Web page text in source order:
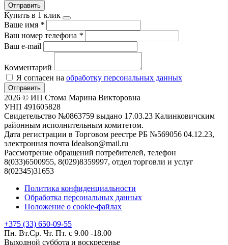
Отправить
Купить в 1 клик
Ваше имя *
Ваш номер телефона *
Ваш e-mail
Комментарий
Я согласен на обработку персональных данных
Отправить
2026 © ИП Стома Марина Викторовна
УНП 491605828
Свидетельство №0863759 выдано 17.03.23 Калинковичским
районным исполнительным комитетом.
Дата регистрации в Торговом реестре РБ №569056 04.12.23,
электронная почта Idealson@mail.ru
Рассмотрение обращений потребителей, телефон
8(033)6500955, 8(029)8359997, отдел торговли и услуг
8(02345)31653
Политика конфиденциальности
Обработка персональных данных
Положение о cookie-файлах
+375 (33) 650-09-55
Пн. Вт.Ср. Чт. Пт. с 9.00 -18.00
Выходной суббота и воскресенье